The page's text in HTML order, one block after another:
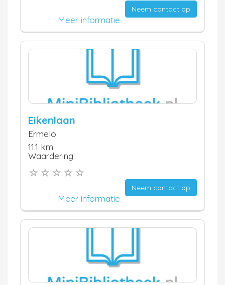
Neem contact op
Meer informatie
Eikenlaan
Ermelo
11.1 km
Waardering:
Neem contact op
Meer informatie